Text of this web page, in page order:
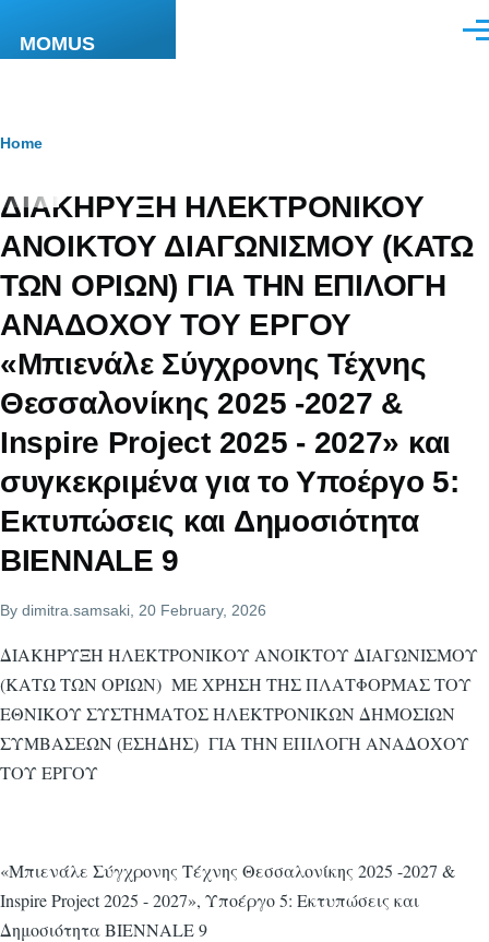
MOMUS
Breadcrumb
Home
ΔΙΑΚΗΡΥΞΗ ΗΛΕΚΤΡΟΝΙΚΟΥ
ΑΝΟΙΚΤΟΥ ΔΙΑΓΩΝΙΣΜΟΥ (ΚΑΤΩ
ΤΩΝ ΟΡΙΩΝ) ΓΙΑ ΤΗΝ ΕΠΙΛΟΓΗ
ΑΝΑΔΟΧΟΥ ΤΟΥ ΕΡΓΟΥ
«Μπιενάλε Σύγχρονης Τέχνης
Θεσσαλονίκης 2025 -2027 &
Inspire Project 2025 - 2027» και
συγκεκριμένα για το Υποέργο 5:
Εκτυπώσεις και Δημοσιότητα
BIENNALE 9
By dimitra.samsaki , 20 February, 2026
ΔΙΑΚΗΡΥΞΗ ΗΛΕΚΤΡΟΝΙΚΟΥ ΑΝΟΙΚΤΟΥ ΔΙΑΓΩΝΙΣΜΟΥ
(ΚΑΤΩ ΤΩΝ ΟΡΙΩΝ) ΜΕ ΧΡΗΣΗ ΤΗΣ ΠΛΑΤΦΟΡΜΑΣ ΤΟΥ
ΕΘΝΙΚΟΥ ΣΥΣΤΗΜΑΤΟΣ ΗΛΕΚΤΡΟΝΙΚΩΝ ΔΗΜΟΣΙΩΝ
ΣΥΜΒΑΣΕΩΝ (ΕΣΗΔΗΣ) ΓΙΑ ΤΗΝ ΕΠΙΛΟΓΗ ΑΝΑΔΟΧΟΥ
ΤΟΥ ΕΡΓΟΥ
«Μπιενάλε Σύγχρονης Τέχνης Θεσσαλονίκης 2025 -2027 &
Inspire Project 2025 - 2027», Υποέργο 5: Εκτυπώσεις και
Δημοσιότητα BIENNALE 9